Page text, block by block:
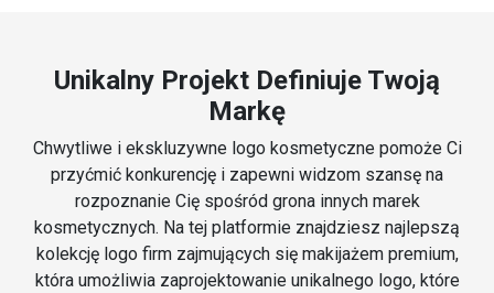
Unikalny Projekt Definiuje Twoją
Markę
Chwytliwe i ekskluzywne logo kosmetyczne pomoże Ci
przyćmić konkurencję i zapewni widzom szansę na
rozpoznanie Cię spośród grona innych marek
kosmetycznych. Na tej platformie znajdziesz najlepszą
kolekcję logo firm zajmujących się makijażem premium,
która umożliwia zaprojektowanie unikalnego logo, które